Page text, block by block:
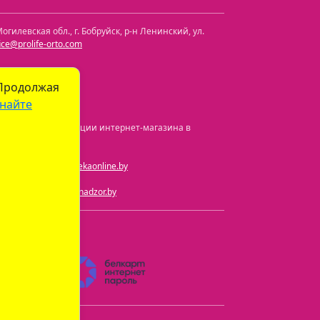
обл., г. Бобруйск, р-н Ленинский,ул.
orto.com
и номер регистрации интернет-магазина в
почта: info@aptekaonline.by
info@gospharmnadzor.by